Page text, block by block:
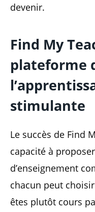
devenir.
Find My
plateforme
stimulante
Le succès de Find
capacité à
d’enseignement
chacun peut
êtes plutôt cours